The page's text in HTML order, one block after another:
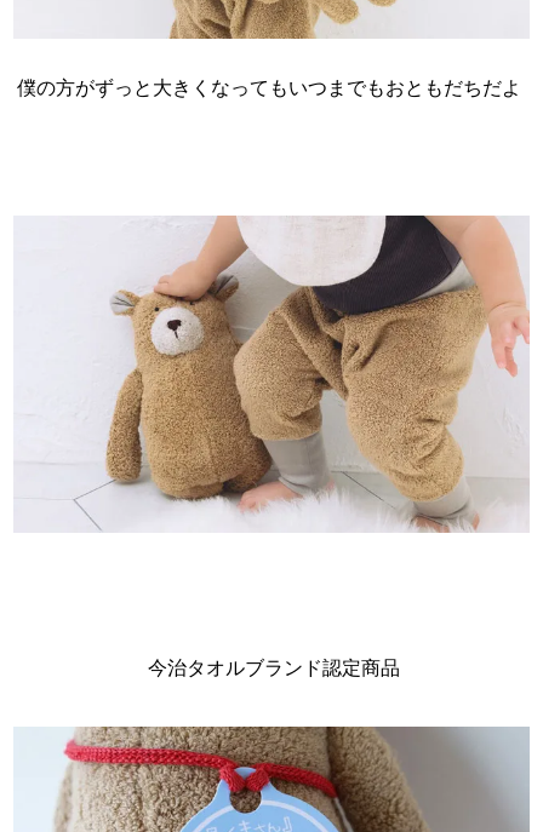
僕の方がずっと大きくなってもいつまでもおともだちだよ
今治タオルブランド認定商品